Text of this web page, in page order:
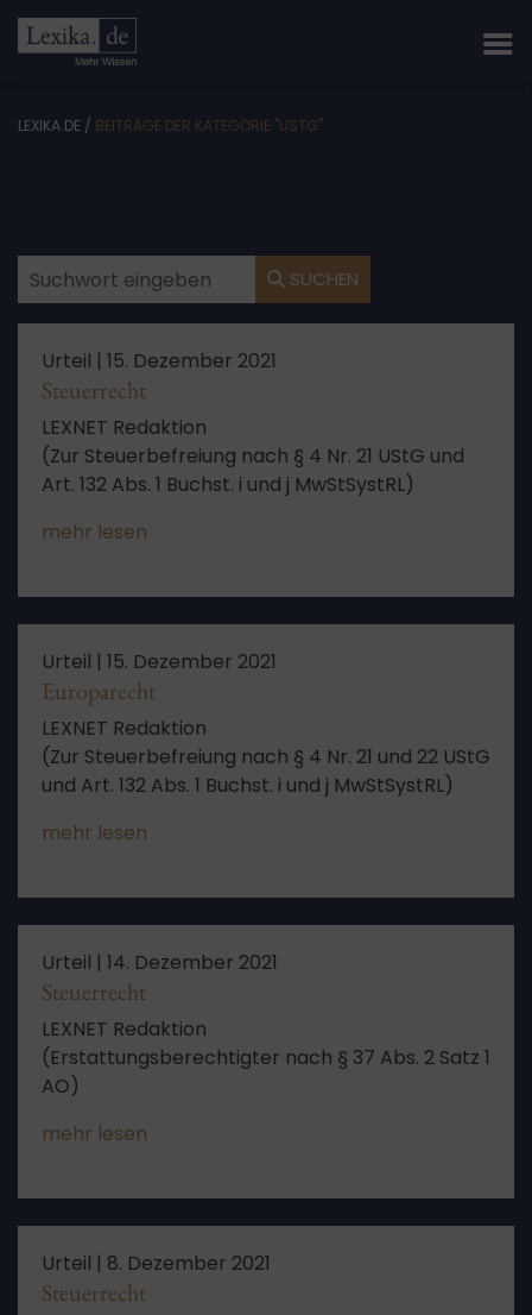
LEXIKA.DE / BEITRÄGE DER KATEGORIE "USTG"
SUCHEN
Urteil | 15. Dezember 2021
Steuerrecht
LEXNET Redaktion
(Zur Steuerbefreiung nach § 4 Nr. 21 UStG und
Art. 132 Abs. 1 Buchst. i und j MwStSystRL)
mehr lesen
Urteil | 15. Dezember 2021
Europarecht
LEXNET Redaktion
(Zur Steuerbefreiung nach § 4 Nr. 21 und 22 UStG
und Art. 132 Abs. 1 Buchst. i und j MwStSystRL)
mehr lesen
Urteil | 14. Dezember 2021
Steuerrecht
LEXNET Redaktion
(Erstattungsberechtigter nach § 37 Abs. 2 Satz 1
AO)
mehr lesen
Urteil | 8. Dezember 2021
Steuerrecht